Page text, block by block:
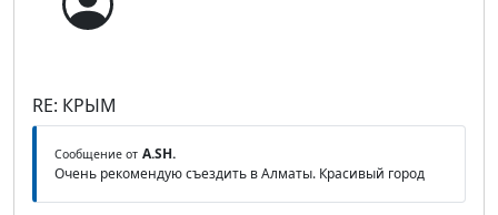
RE: КРЫМ
Сообщение от A.SH.
Очень рекомендую съездить в Алматы. Красивый город